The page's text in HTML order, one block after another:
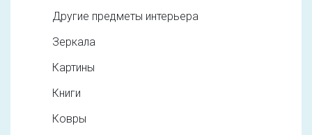
Другие предметы интерьера
Зеркала
Картины
Книги
Ковры